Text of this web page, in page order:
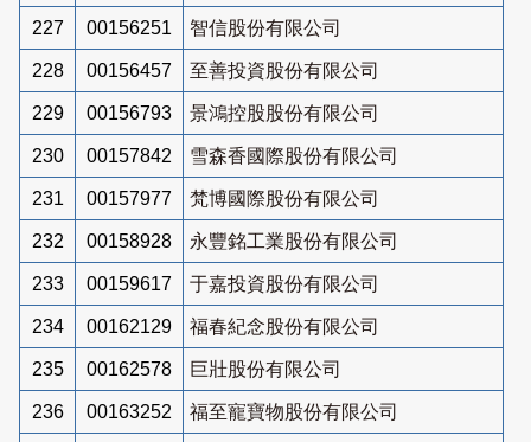
227 00156251 智信股份有限公司
228 00156457 至善投資股份有限公司
229 00156793 景鴻控股股份有限公司
230 00157842 雪森香國際股份有限公司
231 00157977 梵博國際股份有限公司
232 00158928 永豐銘工業股份有限公司
233 00159617 于嘉投資股份有限公司
234 00162129 福春紀念股份有限公司
235 00162578 巨壯股份有限公司
236 00163252 福至寵寶物股份有限公司